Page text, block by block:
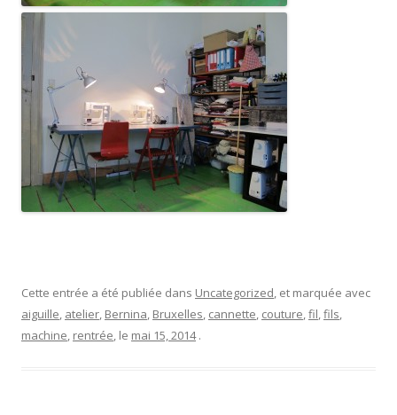
Cette entrée a été publiée dans Uncategorized, et marquée avec
aiguille, atelier, Bernina, Bruxelles, cannette, couture,fil,fils,
machine, rentrée, le mai 15, 2014 .